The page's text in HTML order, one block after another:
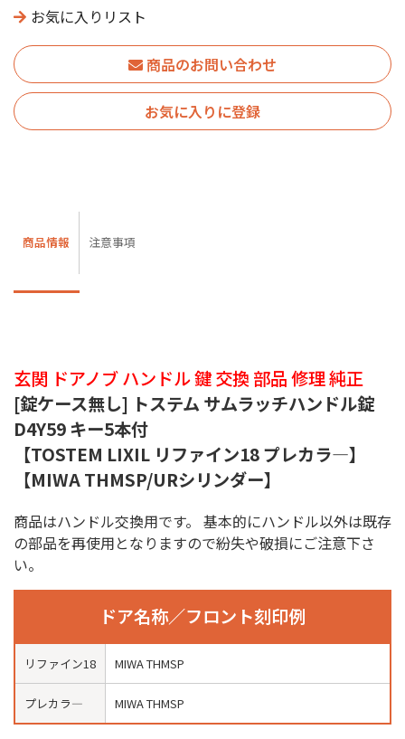
お気に入りリスト
商品のお問い合わせ
お気に入りに登録
商品情報 注意事項
玄関 ドアノブ ハンドル 鍵 交換 部品 修理 純正
[錠ケース無し] トステム サムラッチハンドル錠
D4Y59 キー5本付
【TOSTEM LIXIL リファイン18 プレカラ―】
【MIWA THMSP/URシリンダー】
商品はハンドル交換用です。 基本的にハンドル以外は既存
の部品を再使用となりますので紛失や破損にご注意下さ
い。
ドア名称／フロント刻印例
リファイン18 MIWA THMSP
プレカラ― MIWA THMSP